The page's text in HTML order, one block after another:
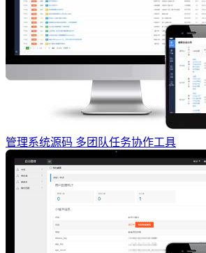
管理系统源码 多团队任务协作工具